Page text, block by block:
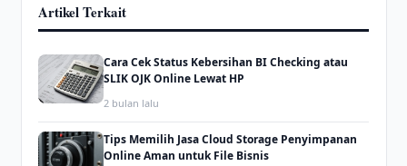
Artikel Terkait
Cara Cek Status Kebersihan BI Checking atau
SLIK OJK Online Lewat HP
2 bulan lalu
Tips Memilih Jasa Cloud Storage Penyimpanan
Online Aman untuk File Bisnis